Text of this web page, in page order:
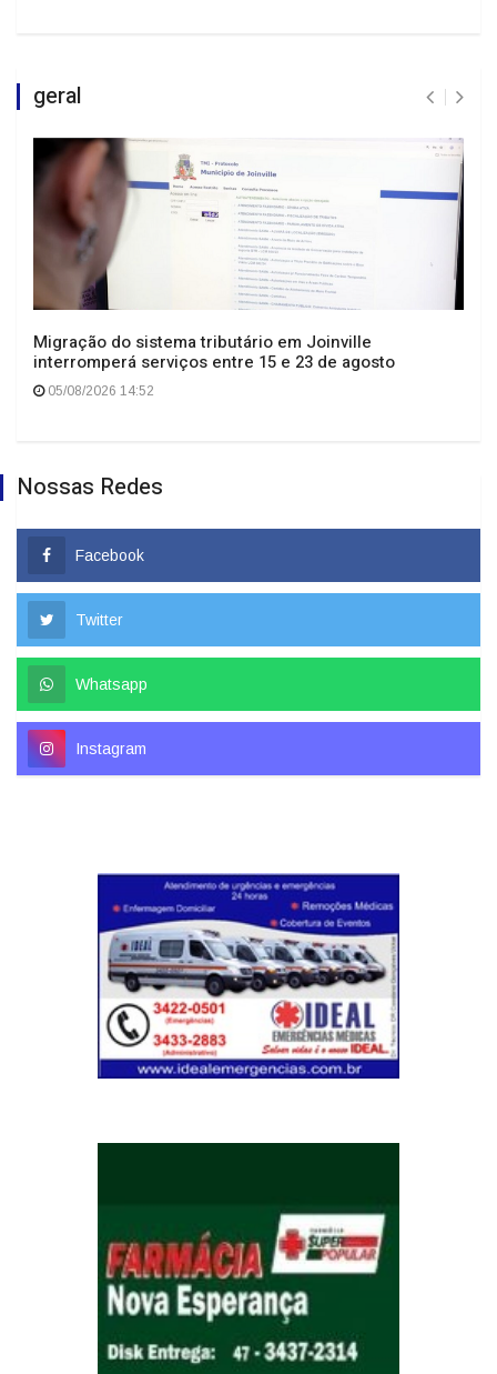
geral
Migração do sistema tributário em Joinville
interromperá serviços entre 15 e 23 de agosto
05/08/2026 14:52
Nossas Redes
Facebook
Twitter
Whatsapp
Instagram